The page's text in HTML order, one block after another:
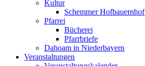
Kultur
Schemmer Hofbauernhof
Pfarrei
Bücherei
Pfarrbriefe
Dahoam in Niederbayern
Veranstaltungen